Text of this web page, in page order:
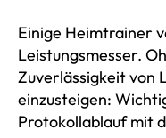
Einige Heimtrainer
Leistungsmesser.
Zuverlässigkeit von
einzusteigen:
Protokollablauf mit